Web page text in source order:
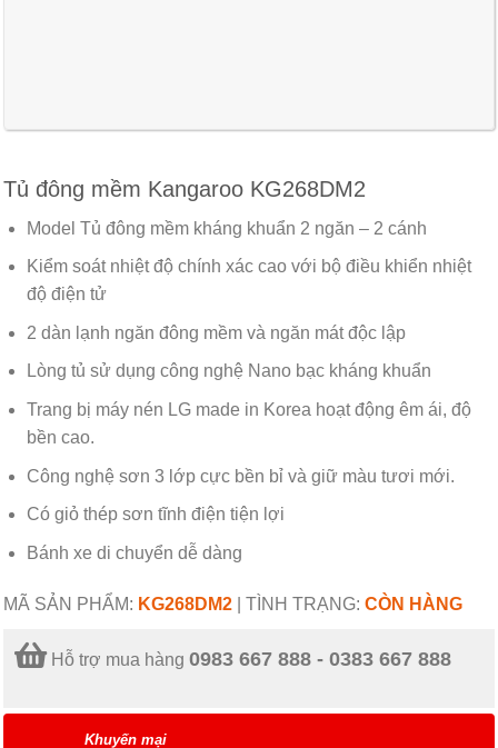
Tủ đông mềm Kangaroo KG268DM2
Model Tủ đông mềm kháng khuẩn 2 ngăn – 2 cánh
Kiểm soát nhiệt độ chính xác cao với bộ điều khiển nhiệt
độ điện tử
2 dàn lạnh ngăn đông mềm và ngăn mát độc lập
Lòng tủ sử dụng công nghệ Nano bạc kháng khuẩn
Trang bị máy nén LG made in Korea hoạt động êm ái, độ
bền cao.
Công nghệ sơn 3 lớp cực bền bỉ và giữ màu tươi mới.
Có giỏ thép sơn tĩnh điện tiện lợi
Bánh xe di chuyển dễ dàng ​
MÃ SẢN PHẨM: KG268DM2 TÌNH TRẠNG: CÒN HÀNG
Hỗ trợ mua hàng 0983 667 888 - 0383 667 888
Khuyến mại